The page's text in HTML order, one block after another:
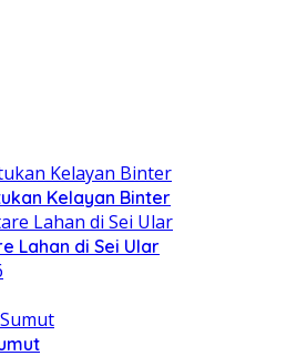
Kelayan Binter
Lahan di Sei Ular